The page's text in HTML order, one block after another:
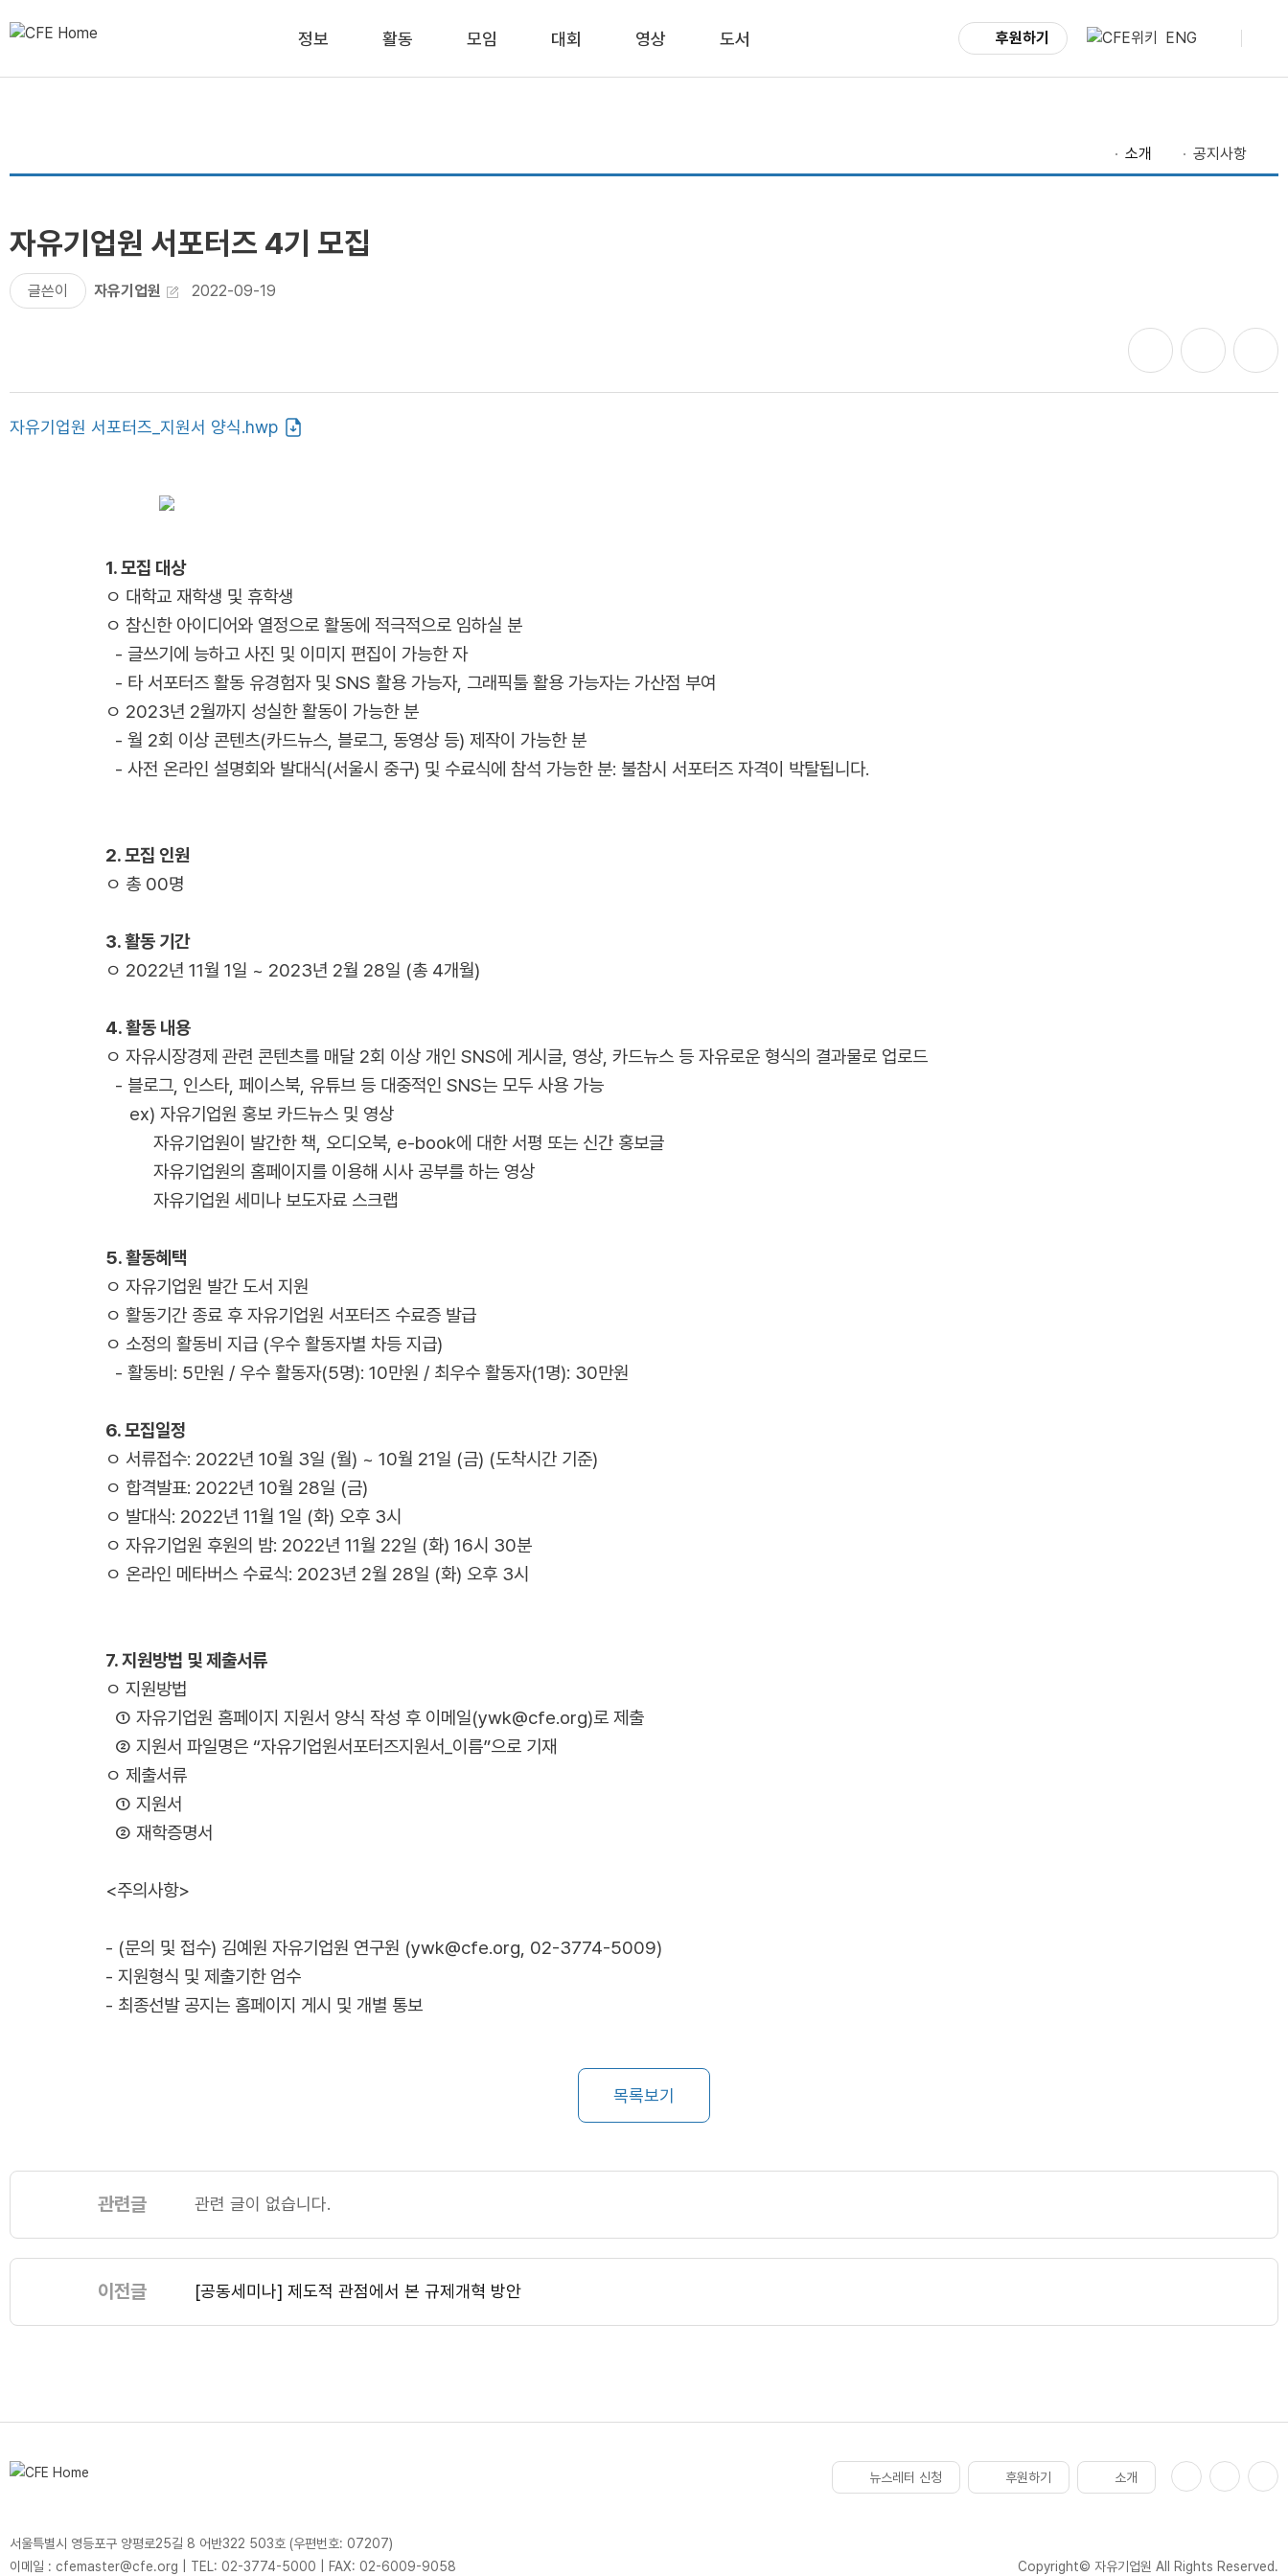
정보 활동 모임 대회 영상 도서 후원하기 ENG
소개 공지사항
자유기업원 서포터즈 4기 모집
글쓴이 자유기업원 2022-09-19
자유기업원 서포터즈_지원서 양식.hwp
1. 모집 대상
ㅇ 대학교 재학생 및 휴학생
ㅇ 참신한 아이디어와 열정으로 활동에 적극적으로 임하실 분
- 글쓰기에 능하고 사진 및 이미지 편집이 가능한 자
- 타 서포터즈 활동 유경험자 및 SNS 활용 가능자, 그래픽툴 활용 가능자는 가산점 부여
ㅇ 2023년 2월까지 성실한 활동이 가능한 분
- 월 2회 이상 콘텐츠(카드뉴스, 블로그, 동영상 등) 제작이 가능한 분
- 사전 온라인 설명회와 발대식(서울시 중구) 및 수료식에 참석 가능한 분: 불참시 서포터즈 자격이 박탈됩니다.
2. 모집 인원
ㅇ 총 00명
3. 활동 기간
ㅇ 2022년 11월 1일 ~ 2023년 2월 28일 (총 4개월)
4. 활동 내용
ㅇ 자유시장경제 관련 콘텐츠를 매달 2회 이상 개인 SNS에 게시글, 영상, 카드뉴스 등 자유로운 형식의 결과물로 업로드
- 블로그, 인스타, 페이스북, 유튜브 등 대중적인 SNS는 모두 사용 가능
ex) 자유기업원 홍보 카드뉴스 및 영상
자유기업원이 발간한 책, 오디오북, e-book에 대한 서평 또는 신간 홍보글
자유기업원의 홈페이지를 이용해 시사 공부를 하는 영상
자유기업원 세미나 보도자료 스크랩
5. 활동혜택
ㅇ 자유기업원 발간 도서 지원
ㅇ 활동기간 종료 후 자유기업원 서포터즈 수료증 발급
ㅇ 소정의 활동비 지급 (우수 활동자별 차등 지급)
- 활동비: 5만원 / 우수 활동자(5명): 10만원 / 최우수 활동자(1명): 30만원
6. 모집일정
ㅇ 서류접수: 2022년 10월 3일 (월) ~ 10월 21일 (금) (도착시간 기준)
ㅇ 합격발표: 2022년 10월 28일 (금)
ㅇ 발대식: 2022년 11월 1일 (화) 오후 3시
ㅇ 자유기업원 후원의 밤: 2022년 11월 22일 (화) 16시 30분
ㅇ 온라인 메타버스 수료식: 2023년 2월 28일 (화) 오후 3시
7. 지원방법 및 제출서류
ㅇ 지원방법
① 자유기업원 홈페이지 지원서 양식 작성 후 이메일(ywk@cfe.org)로 제출
② 지원서 파일명은 “자유기업원서포터즈지원서_이름”으로 기재
ㅇ 제출서류
① 지원서
② 재학증명서
<주의사항>
- (문의 및 접수) 김예원 자유기업원 연구원 (ywk@cfe.org, 02-3774-5009)
- 지원형식 및 제출기한 엄수
- 최종선발 공지는 홈페이지 게시 및 개별 통보
목록보기
관련글 관련 글이 없습니다.
이전글 [공동세미나] 제도적 관점에서 본 규제개혁 방안
뉴스레터 신청 후원하기 소개
서울특별시 영등포구 양평로25길 8 어반322 503호 (우편번호: 07207)
이메일 : cfemaster@cfe.org
TEL: 02-3774-5000 FAX: 02-6009-9058 Copyright© 자유기업원 All Rights Reserved.